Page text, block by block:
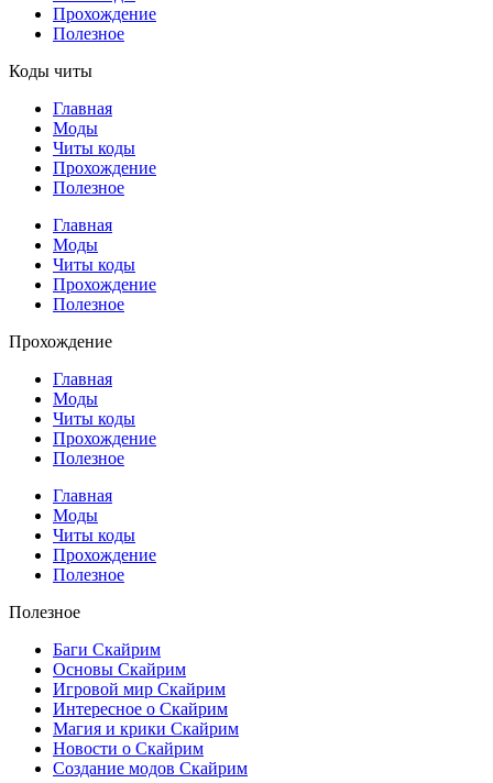
Прохождение
Полезное
Коды читы
Главная
Моды
Читы коды
Прохождение
Полезное
Главная
Моды
Читы коды
Прохождение
Полезное
Прохождение
Главная
Моды
Читы коды
Прохождение
Полезное
Главная
Моды
Читы коды
Прохождение
Полезное
Полезное
Баги Скайрим
Основы Скайрим
Игровой мир Скайрим
Интересное о Скайрим
Магия и крики Скайрим
Новости о Скайрим
Создание модов Скайрим